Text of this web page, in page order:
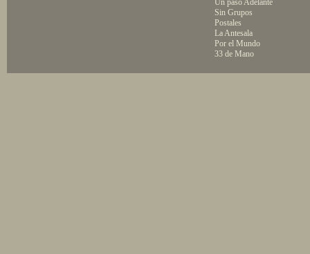
Un paso Adelante
Sin Grupos
Postales
La Antesala
Por el Mundo
33 de Mano